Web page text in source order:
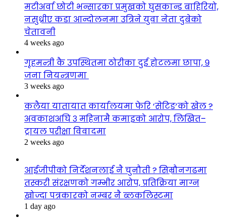
मटीअर्वा छोटी भन्सारका प्रमुखको घुसकान्ड बाहिरियो,
नसुध्रीए कडा आन्दोलनमा उत्रिने युवा नेता दुबेको
चेतावनी
4 weeks ago
गृहमन्त्री कै उपस्थितमा ठोरीका दुई होटलमा छापा, ९
जना नियन्त्रणमा
3 weeks ago
कलैया यातायात कार्यालयमा फेरि ‘सेटिङ’को खेल ?
अवकाशअघि ३ महिनामै कमाइको आरोप, लिखित–
ट्रायल परीक्षा विवादमा
2 weeks ago
आईजीपीको निर्देशनलाई नै चुनौती ? सिम्रौनगढमा
तस्करी संरक्षणको गम्भीर आरोप, प्रतिक्रिया माग्न
खोज्दा पत्रकारको नम्बर नै ब्लकलिस्टमा
1 day ago